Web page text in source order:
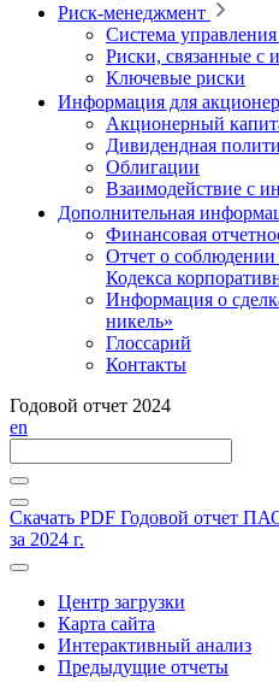
Риск-менеджмент
Система
Риски, связанные с
Ключевые риски
Информация для
Акционерный
Дивидендная
Облигации
Взаимодействие с
Дополнительная
Финансовая
Отчет о
Кодекса
Информация о
никель»
Глоссарий
Контакты
Годовой отчет 2024
en
Скачать PDF Годовой отчет
за 2024 г.
Центр загрузки
Карта сайта
Интерактивный анализ
Предыдущие отчеты